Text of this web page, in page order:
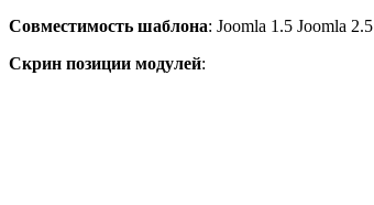
Совместимость шаблона: Joomla 1.5 Joomla 2.5
Скрин позиции модулей: